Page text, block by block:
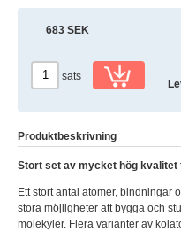
683 SEK
sats
Produktbeskrivning
Stort set av mycket hög
Ett stort antal atomer, bindningar
stora möjligheter att bygga och
molekyler. Flera varianter av